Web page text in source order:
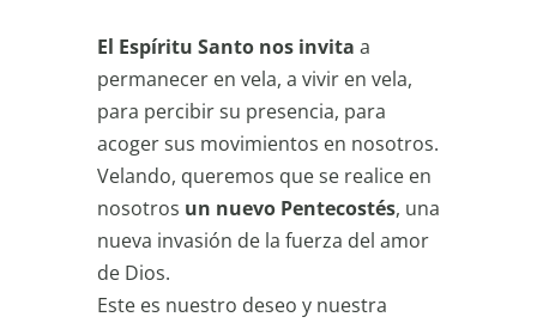
El Espíritu Santo nos invita a
permanecer en vela, a vivir en vela,
para percibir su presencia, para
acoger sus movimientos en nosotros.
Velando, queremos que se realice en
nosotros un nuevo Pentecostés, una
nueva invasión de la fuerza del amor
de Dios.
Este es nuestro deseo y nuestra